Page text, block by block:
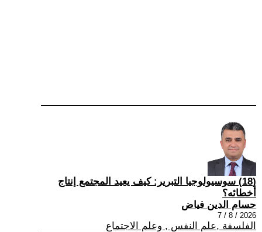
(18) سوسيولوجيا التبرير: كيف يعيد المجتمع إنتاج
أخطائه؟
حسام الدين فياض
2026 / 8 / 7
الفلسفة ,علم النفس , وعلم الاجتماع